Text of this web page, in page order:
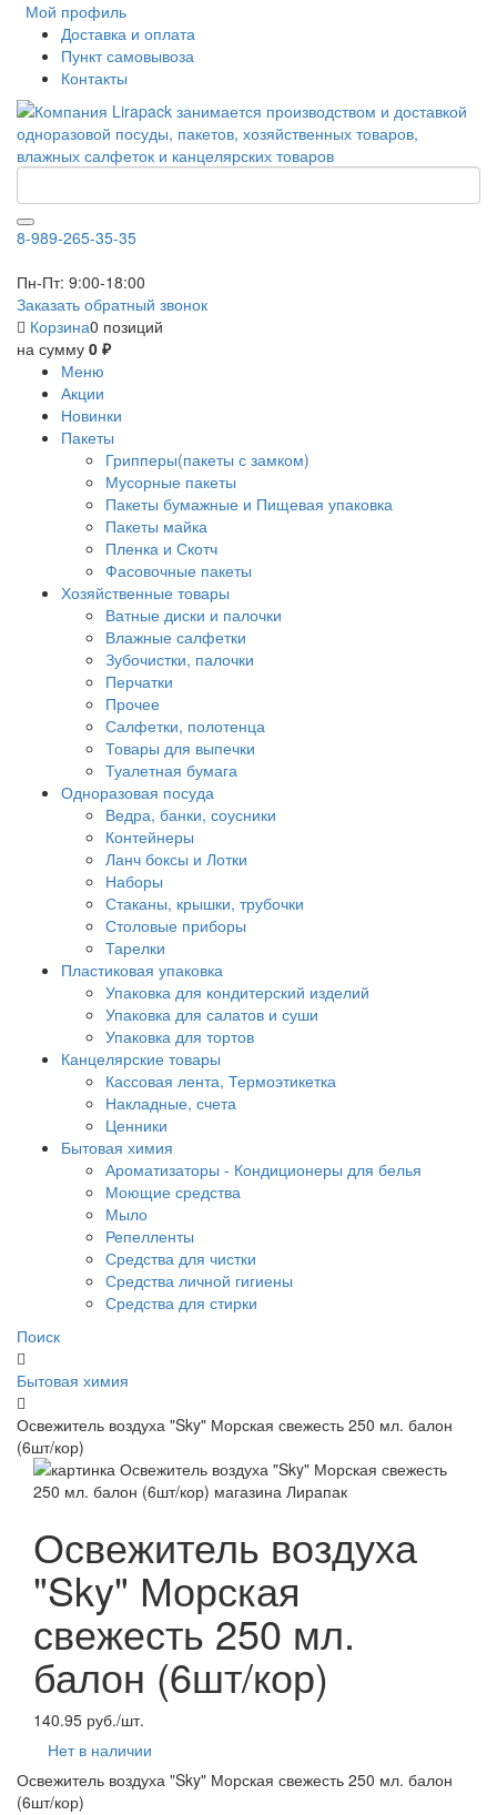
Мой профиль
Доставка и оплата
Пункт самовывоза
Контакты
8-989-265-35-35
Пн-Пт: 9:00-18:00
Заказать обратный звонок
Корзина0 позиций
на сумму 0 ₽
Меню
Акции
Новинки
Пакеты
Грипперы(пакеты с замком)
Мусорные пакеты
Пакеты бумажные и Пищевая упаковка
Пакеты майка
Пленка и Скотч
Фасовочные пакеты
Хозяйственные товары
Ватные диски и палочки
Влажные салфетки
Зубочистки, палочки
Перчатки
Прочее
Салфетки, полотенца
Товары для выпечки
Туалетная бумага
Одноразовая посуда
Ведра, банки, соусники
Контейнеры
Ланч боксы и Лотки
Наборы
Стаканы, крышки, трубочки
Столовые приборы
Тарелки
Пластиковая упаковка
Упаковка для кондитерский изделий
Упаковка для салатов и суши
Упаковка для тортов
Канцелярские товары
Кассовая лента, Термоэтикетка
Накладные, счета
Ценники
Бытовая химия
Ароматизаторы - Кондиционеры для белья
Моющие средства
Мыло
Репелленты
Средства для чистки
Средства личной гигиены
Средства для стирки
Поиск
Бытовая химия
Освежитель воздуха "Sky" Морская свежесть 250 мл. балон
(6шт/кор)
Освежитель воздуха
"Sky" Морская
свежесть 250 мл.
балон (6шт/кор)
140.95 руб./шт.
Нет в наличии
Освежитель воздуха "Sky" Морская свежесть 250 мл. балон
(6шт/кор)